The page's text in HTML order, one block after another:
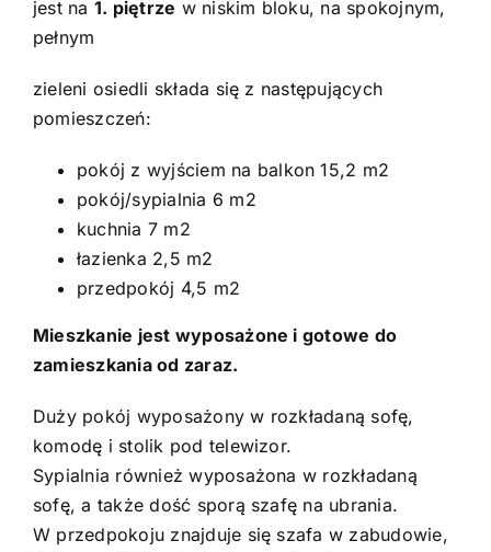
jest na 1. piętrze w niskim bloku, na spokojnym,
pełnym
zieleni osiedli składa się z następujących
pomieszczeń:
pokój z wyjściem na balkon 15,2 m2
pokój/sypialnia 6 m2
kuchnia 7 m2
łazienka 2,5 m2
przedpokój 4,5 m2
Mieszkanie jest wyposażone i gotowe do
zamieszkania od zaraz.
Duży pokój wyposażony w rozkładaną sofę,
komodę i stolik pod telewizor.
Sypialnia również wyposażona w rozkładaną
sofę, a także dość sporą szafę na ubrania.
W przedpokoju znajduje się szafa w zabudowie,